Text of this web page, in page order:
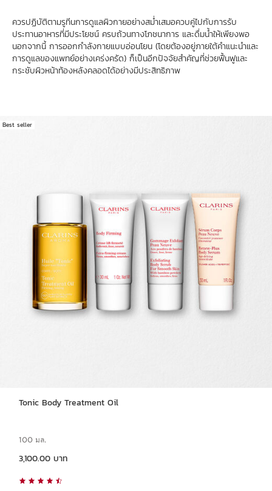
ควรปฏิบัติตามรูทีนการดูแลผิวกายอย่างสม่ำเสมอควบคู่ไปกับการรับ
ประทานอาหารที่มีประโยชน์ ครบถ้วนทางโภชนาการ และดื่มน้ำให้เพียงพอ
นอกจากนี้ การออกกำลังกายแบบอ่อนโยน (โดยต้องอยู่ภายใต้คำแนะนำและ
การดูแลของแพทย์อย่างเคร่งครัด) ก็เป็นอีกปัจจัยสำคัญที่ช่วยฟื้นฟูและ
กระชับผิวหน้าท้องหลังคลอดได้อย่างมีประสิทธิภาพ
Best seller
Tonic Body Treatment Oil
100 มล.
3,100.00 บาท